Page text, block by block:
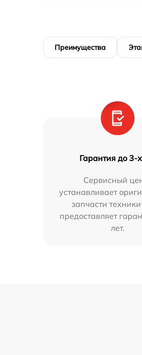
Преимущества
Гарантия до 3-
Сервисный
устанавливает
запчасти
предоставляет
лет.